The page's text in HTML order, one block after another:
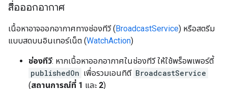
สื่อออกอากาศ
เนื้อหาอาจออกอากาศทางช่องทีวี (BroadcastService) หรือสตรีม
แบบสดบนอินเทอร์เน็ต (WatchAction)
ช่องทีวี: หากเนื้อหาออกอากาศในช่องทีวี ให้ใช้พร็อพเพอร์ตี้
publishedOn เพื่อรวมเอนทิตี BroadcastService
(สถานการณ์ที่ 1 และ 2)